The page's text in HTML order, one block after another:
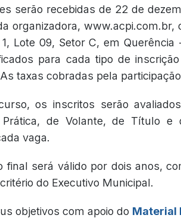
serão recebidas de 22 de
organizadora,
1, Lote 09, Setor C, em
para cada tipo de
taxas cobradas pela
os inscritos serão
Prática, de Volante, de Título
vaga.
final será válido por dois anos,
do Executivo Municipal.
objetivos com apoio do Material